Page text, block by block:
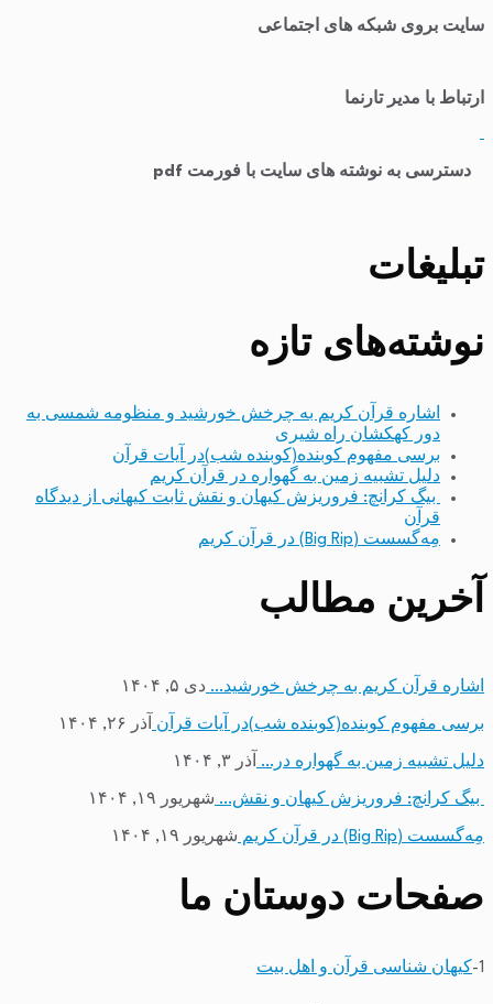
سایت بروی شبکه های اجتماعی
ارتباط با مدیر تارنما
دسترسی به نوشته های سایت با فورمت pdf
تبلیغات
نوشته‌های تازه
اشاره قرآن کریم به چرخش خورشید و منظومه شمسی به
دور کهکشان راه شیری
برسی مفهوم کوبنده(کوبنده شب)در آیات قرآن
دلیل تشبیه زمین به گهواره در قرآن کریم
بیگ کرانچ: فروریزش کیهان و نقش ثابت کیهانی از دیدگاه
قرآن
مِه‌گسست (Big Rip) در قرآن کریم
آخرین مطالب
اشاره قرآن کریم به چرخش خورشید… دی ۵, ۱۴۰۴
برسی مفهوم کوبنده(کوبنده شب)در آیات قرآن آذر ۲۶, ۱۴۰۴
دلیل تشبیه زمین به گهواره در… آذر ۳, ۱۴۰۴
بیگ کرانچ: فروریزش کیهان و نقش… شهریور ۱۹, ۱۴۰۴
مِه‌گسست (Big Rip) در قرآن کریم شهریور ۱۹, ۱۴۰۴
صفحات دوستان ما
1- کیهان شناسی قرآن و اهل بیت